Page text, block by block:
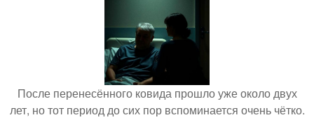
После перенесённого ковида прошло уже около двух
лет, но тот период до сих пор вспоминается очень чётко.